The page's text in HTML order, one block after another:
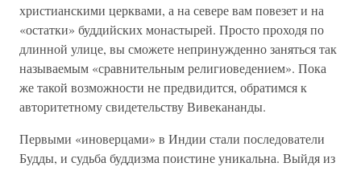
христианскими церквами, а на севере вам повезет и на
«остатки» буддийских монастырей. Просто проходя по
длинной улице, вы сможете непринужденно заняться так
называемым «сравнительным религиоведением». Пока
же такой возможности не предвидится, обратимся к
авторитетному свидетельству Вивекананды.
Первыми «иноверцами» в Индии стали последователи
Будды, и судьба буддизма поистине уникальна. Выйдя из